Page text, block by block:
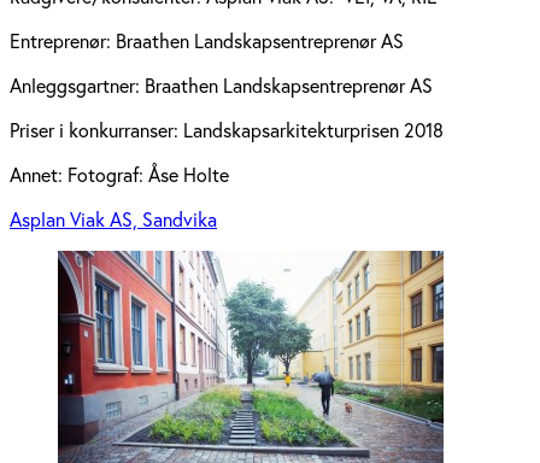
Entreprenør: Braathen Landskapsentreprenør AS
Anleggsgartner: Braathen Landskapsentreprenør AS
Priser i konkurranser: Landskapsarkitekturprisen 2018
Annet: Fotograf: Åse Holte
Asplan Viak AS, Sandvika